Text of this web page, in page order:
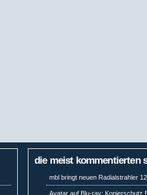
die meist kommentierten
mbl bringt neuen Radialstrahler
Avatar auf Blu-ray: Kopierschutz